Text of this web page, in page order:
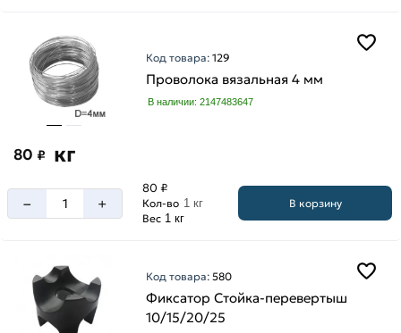
Код товара:129
Проволока вязальная 4 мм
В наличии: 2147483647
80 ₽ кг
– +
80 ₽
Кол-во 1 кг
Вес 1 кг
В корзину
Код товара:580
Фиксатор Стойка-перевертыш
10/15/20/25